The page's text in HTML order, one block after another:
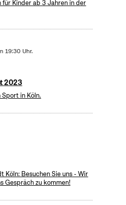
Kinder ab 3 Jahren in der
19:30 Uhr.
2023
in Köln.
Köln: Besuchen Sie uns - Wir
Gespräch zu kommen!